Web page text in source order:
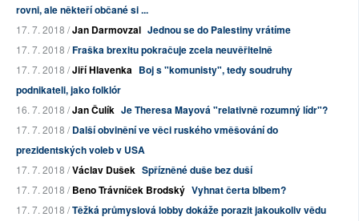
rovni, ale někteří občané si ...
17. 7. 2018 /Jan Darmovzal Jednou se do Palestiny vrátíme
17. 7. 2018 /Fraška brexitu pokračuje zcela neuvěřitelně
17. 7. 2018 /Jiří Hlavenka Boj s "komunisty", tedy soudruhy
podnikateli, jako folklór
16. 7. 2018 /Jan Čulík Je Theresa Mayová "relativně rozumný lídr"?
17. 7. 2018 /Další obvinění ve věci ruského vměšování do
prezidentských voleb v USA
17. 7. 2018 /Václav Dušek Spřízněné duše bez duší
17. 7. 2018 /Beno Trávníček Brodský Vyhnat čerta blbem?
17. 7. 2018 /Těžká průmyslová lobby dokáže porazit jakoukoliv vědu